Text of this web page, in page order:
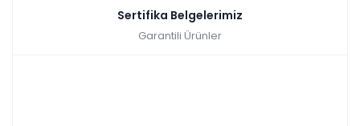
Sertifika Belgelerimiz
Garantili Ürünler